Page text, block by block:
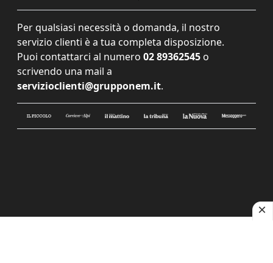
Per qualsiasi necessità o domanda, il nostro
servizio clienti è a tua completa disposizione.
Puoi contattarci al numero 02 89362545 o
scrivendo una mail a
servizioclienti@grupponem.it.